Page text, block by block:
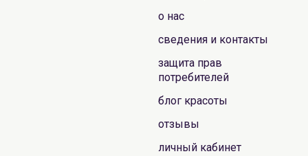
о нас
сведения и контакты
защита прав
потребителей
блог красоты
отзывы
личный кабинет